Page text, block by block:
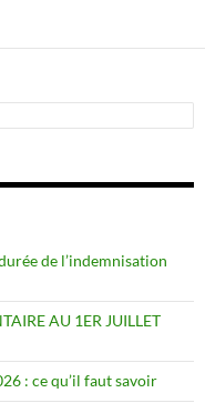
de l’indemnisation
AU 1ER JUILLET
: ce qu’il faut savoir